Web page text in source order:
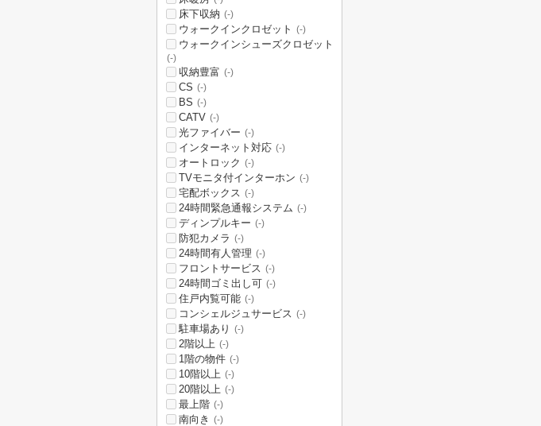
床下収納 (-)
ウォークインクロゼット (-)
ウォークインシューズクロゼット
(-)
収納豊富 (-)
CS (-)
BS (-)
CATV (-)
光ファイバー (-)
インターネット対応 (-)
オートロック (-)
TVモニタ付インターホン (-)
宅配ボックス (-)
24時間緊急通報システム (-)
ディンプルキー (-)
防犯カメラ (-)
24時間有人管理 (-)
フロントサービス (-)
24時間ゴミ出し可 (-)
住戸内覧可能 (-)
コンシェルジュサービス (-)
駐車場あり (-)
2階以上 (-)
1階の物件 (-)
10階以上 (-)
20階以上 (-)
最上階 (-)
南向き (-)